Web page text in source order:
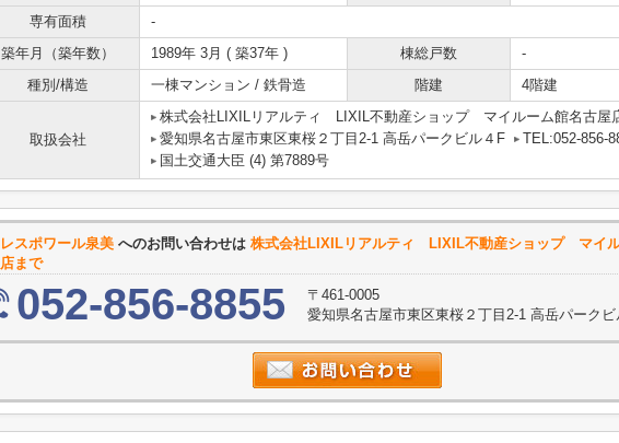
専有面積
-
築年月（築年数）
1989年 3月 ( 築37年 ) 棟総戸数
-
種別/構造
一棟マンション / 鉄骨造 階建 4階建
取扱会社
株式会社LIXILリアルティ LIXIL不動産ショップ マイルーム館名古屋
愛知県名古屋市東区東桜２丁目2-1 高岳パークビル４F
TEL:052-856-
国土交通大臣 (4) 第7889号
レスポワール泉美 へのお問い合わせは 株式会社LIXILリアルティ LIXIL不動産ショップ マイ
店まで
052-856-8855
〒461-0005
愛知県名古屋市東区東桜２丁目2-1 高岳パークビ